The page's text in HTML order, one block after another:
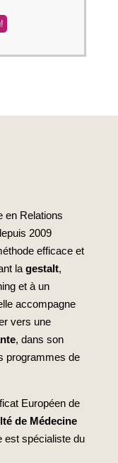
en Relations
2009
efficace et
la gestalt,
et à un
accompagne
vers une
, dans son
programmes de
Européen de
de Médecine
est spécialiste du